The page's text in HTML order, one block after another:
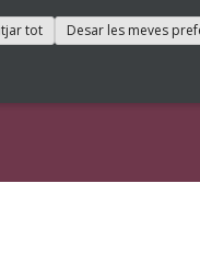
Català
tot Desar les meves